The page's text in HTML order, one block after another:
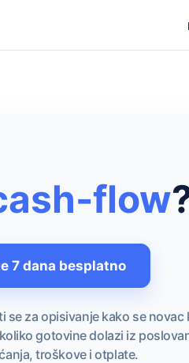
flow
7 dana besplatno
za opisivanje kako se
gotovine dolazi iz
troškove i otplate.